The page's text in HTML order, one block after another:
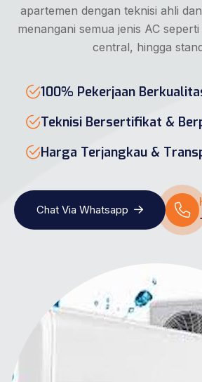
apartemen dengan teknisi ahli
menangani semua jenis AC
central, hingga
100% Pekerjaan
Teknisi Bersertifikat &
Harga Terjangkau &
Chat Via Whatsapp